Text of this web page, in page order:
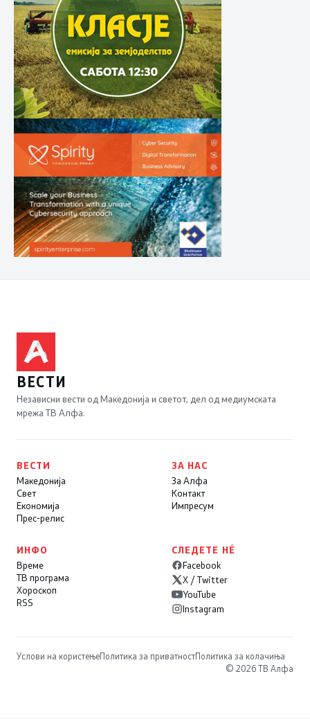
ВЕСТИ
Независни вести од Македонија и светот, дел од медиумската
мрежа ТВ Алфа.
ВЕСТИ
Македонија
Свет
Економија
Прес-релис
ЗА НАС
За Алфа
Контакт
Импресум
ИНФО
Време
ТВ програма
Хороскоп
RSS
СЛЕДЕТЕ НÉ
Facebook
X / Twitter
YouTube
Instagram
Услови на користењеПолитика за приватностПолитика за колачиња
© 2026 ТВ Алфа